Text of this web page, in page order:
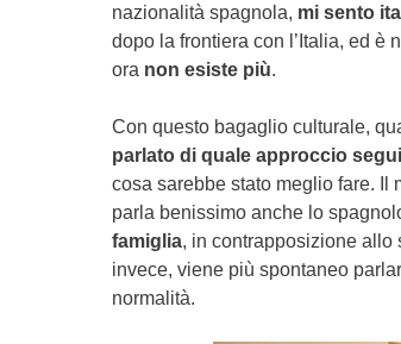
nazionalità spagnola, mi sento
dopo la frontiera con l’Italia, ed è
ora non esiste più.
Con questo bagaglio culturale,
parlato di quale approccio
cosa sarebbe stato meglio fare. Il
parla benissimo anche lo
famiglia, in contrapposizione allo
invece, viene più spontaneo
normalità.